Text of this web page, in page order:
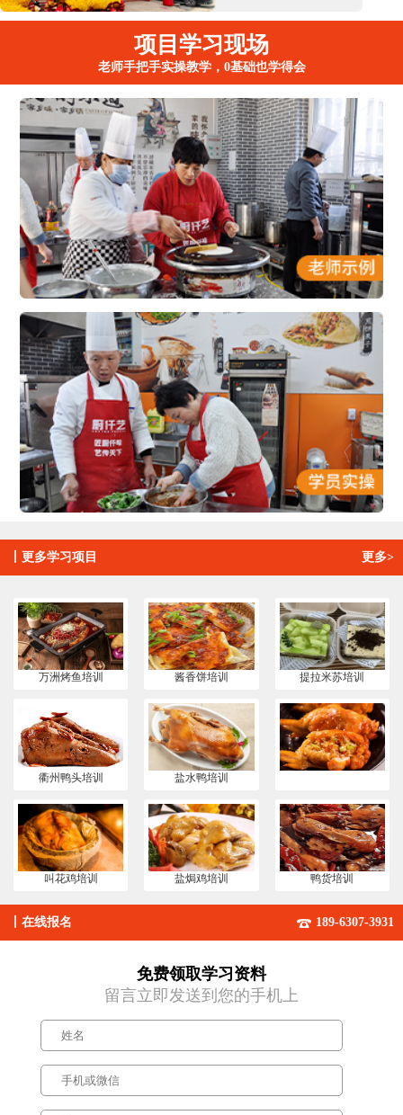
项目学习现场
老师手把手实操教学，0基础也学得会
更多学习项目 更多>
万洲烤鱼培训 酱香饼培训 提拉米苏培训
衢州鸭头培训 盐水鸭培训
叫花鸡培训 盐焗鸡培训 鸭货培训
在线报名 189-6307-3931
免费领取学习资料
留言立即发送到您的手机上